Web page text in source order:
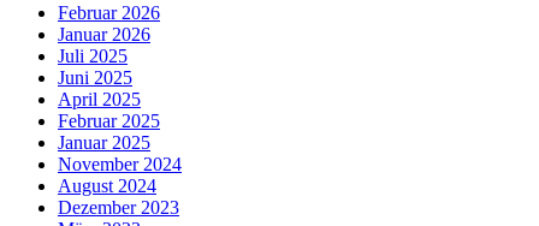
Februar 2026
Januar 2026
Juli 2025
Juni 2025
April 2025
Februar 2025
Januar 2025
November 2024
August 2024
Dezember 2023